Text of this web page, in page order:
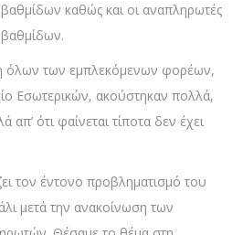
καθώς και οι αναπληρωτές
όλων των εμπλεκόμενων φορέων,
Εσωτερικών, ακούστηκαν πολλά,
ότι φαίνεται τίποτα δεν έχει
τον έντονο προβληματισμό του
μετά την ανακοίνωση των